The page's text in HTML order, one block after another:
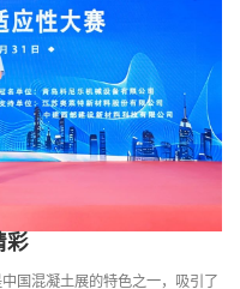
彩
国混凝土展的特色之一，吸引了